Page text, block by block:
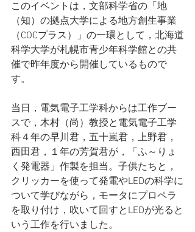
このイベントは，文部科学省の「地
（知）の拠点大学による地方創生事業
（COCプラス）」の一環として，北海道
科学大学が札幌市青少年科学館との共
催で昨年度から開催しているもので
す。
当日，電気電子工学科からは工作ブー
スで，木村（尚）教授と電気電子工学
科４年の早川君，五十嵐君，上野君，
西田君，１年の芳賀君が，「ふ～りょ
く発電器」作製を担当。子供たちと，
クリッカーを使って発電やLEDの科学に
ついて学びながら，モータにプロペラ
を取り付け，吹いて回すとLEDが光ると
いう工作を行いました。